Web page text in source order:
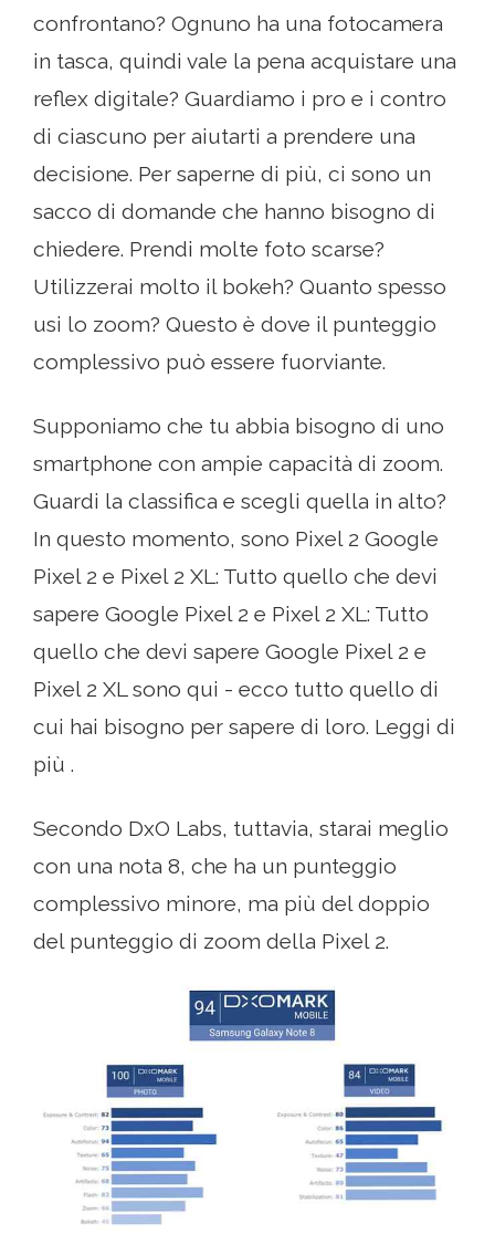
confrontano? Ognuno ha una fotocamera
in tasca, quindi vale la pena acquistare una
reflex digitale? Guardiamo i pro e i contro
di ciascuno per aiutarti a prendere una
decisione. Per saperne di più, ci sono un
sacco di domande che hanno bisogno di
chiedere. Prendi molte foto scarse?
Utilizzerai molto il bokeh? Quanto spesso
usi lo zoom? Questo è dove il punteggio
complessivo può essere fuorviante.
Supponiamo che tu abbia bisogno di uno
smartphone con ampie capacità di zoom.
Guardi la classifica e scegli quella in alto?
In questo momento, sono Pixel 2 Google
Pixel 2 e Pixel 2 XL: Tutto quello che devi
sapere Google Pixel 2 e Pixel 2 XL: Tutto
quello che devi sapere Google Pixel 2 e
Pixel 2 XL sono qui - ecco tutto quello di
cui hai bisogno per sapere di loro. Leggi di
più .
Secondo DxO Labs, tuttavia, starai meglio
con una nota 8, che ha un punteggio
complessivo minore, ma più del doppio
del punteggio di zoom della Pixel 2.